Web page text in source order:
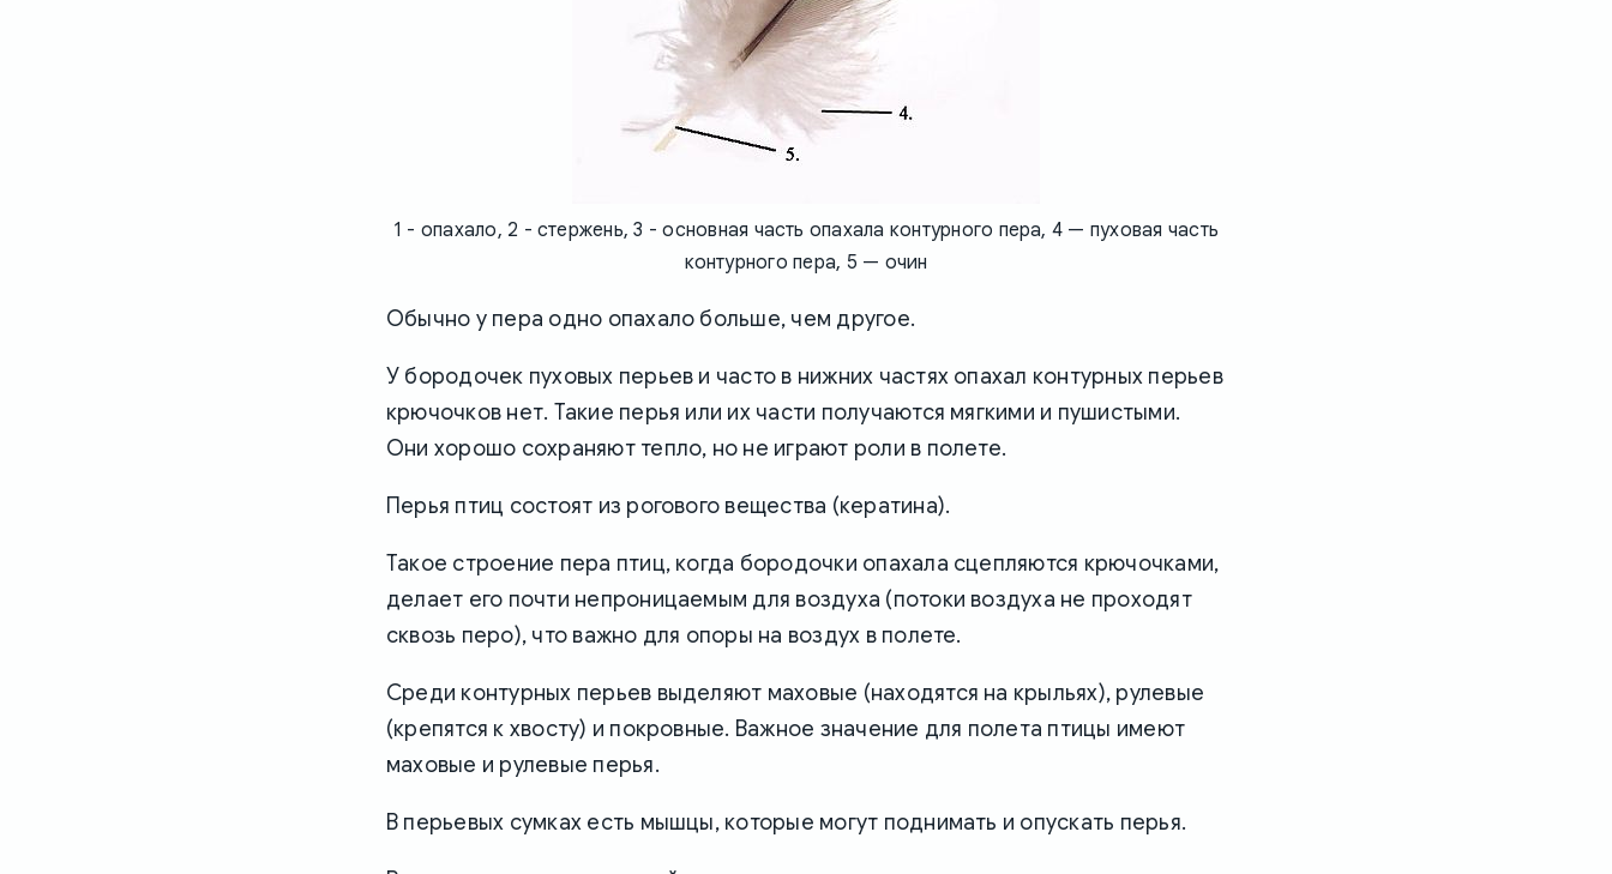
1 - опахало, 2 - стержень, 3 - основная часть опахала контурного пера, 4 — пуховая часть
контурного пера, 5 — очин
Обычно у пера одно опахало больше, чем другое.
У бородочек пуховых перьев и часто в нижних частях опахал контурных перьев
крючочков нет. Такие перья или их части получаются мягкими и пушистыми.
Они хорошо сохраняют тепло, но не играют роли в полете.
Перья птиц состоят из рогового вещества (кератина).
Такое строение пера птиц, когда бородочки опахала сцепляются крючочками,
делает его почти непроницаемым для воздуха (потоки воздуха не проходят
сквозь перо), что важно для опоры на воздух в полете.
Среди контурных перьев выделяют маховые (находятся на крыльях), рулевые
(крепятся к хвосту) и покровные. Важное значение для полета птицы имеют
маховые и рулевые перья.
В перьевых сумках есть мышцы, которые могут поднимать и опускать перья.